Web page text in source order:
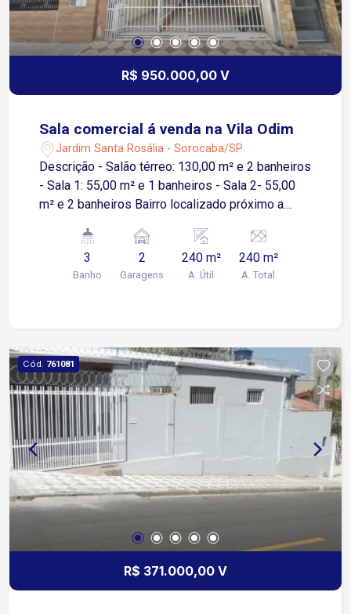
carros enfileirados;
R$ 950.000,00 V
Sala comercial á venda na Vila Odim
Jardim Santa Rosália - Sorocaba/SP
Descrição - Salão térreo: 130,00 m² e 2 banheiros
- Sala 1: 55,00 m² e 1 banheiros - Sala 2- 55,00
m² e 2 banheiros Bairro localizado próximo a
farmácias, lojas, academia e etc..
3
Banho
2
Garagens
240 m²
A. Útil
240 m²
A. Total
Cód. 761081
R$ 371.000,00 V